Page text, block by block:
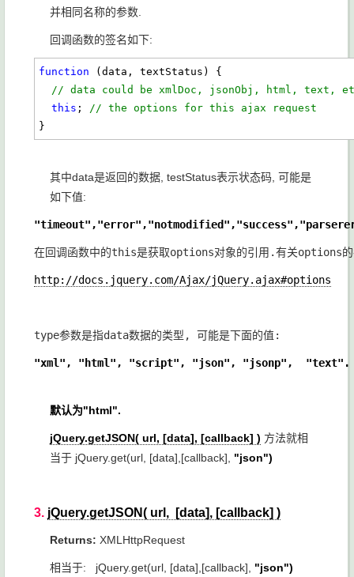
并相同名称的参数.
回调函数的签名如下:
function (data, textStatus) {
// data could be xmlDoc, jsonObj, html, text,
this ; // the options for this ajax request
}
其中data是返回的数据, testStatus表示状态码, 可能是
如下值:
在回调函数中的this是获取options对象的引用.有关options
http://docs.jquery.com/Ajax/jQuery.ajax#options
type参数是指data数据的类型, 可能是下面的值:
"xml", "html", "script", "json", "jsonp",  "text".
默认为"html".
jQuery.getJSON( url, [data], [callback] ) 方法就相
当于 jQuery.get(url, [data],[callback],
"json")
3. jQuery.getJSON( url, [data], [callback] )
Returns: XMLHttpRequest
相当于: jQuery.get(url, [data],[callback], "json")